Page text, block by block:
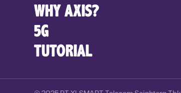
WHY AXIS?
5G
TUTORIAL